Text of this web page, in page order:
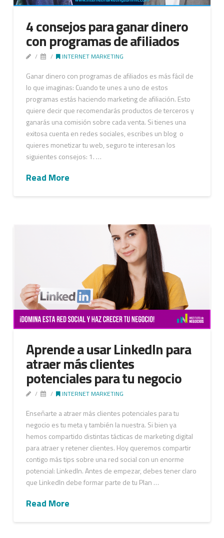
4 consejos para ganar dinero
con programas de afiliados
INTERNET MARKETING
Ganar dinero con programas de afiliados es más fácil de
lo que imaginas: Cuando te unes a uno de estos
programas estás haciendo marketing de afiliación. Esto
quiere decir que recomendarás productos de terceros y
ganarás una comisión sobre cada venta. Si tienes una
exitosa cuenta en redes sociales, escribes un blog o
quieres monetizar tu web, seguro te interesan los
siguientes consejos: 1. …
Read More
Aprende a usar LinkedIn para
atraer más clientes
potenciales para tu negocio
INTERNET MARKETING
Enseñarte a atraer más clientes potenciales para tu
negocio es tu meta y también la nuestra. Si bien ya
hemos compartido distintas tácticas de marketing digital
para atraer y retener clientes. Hoy queremos compartir
contigo más tips sobre una red social con un enorme
potencial: LinkedIn. Antes de empezar, debes tener claro
que LinkedIn debe formar parte de tu Plan …
Read More